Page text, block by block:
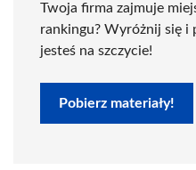
Twoja firma zajmuje
rankingu? Wyróżnij się i
jesteś na szczycie!
Pobierz materiały!